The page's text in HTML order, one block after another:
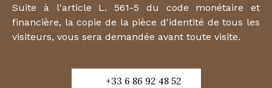
Suite à l'article L. 561-5 du code monétaire et
financière, la copie de la pièce d'identité de tous les
visiteurs, vous sera demandée avant toute visite.
+33 6 86 92 48 52